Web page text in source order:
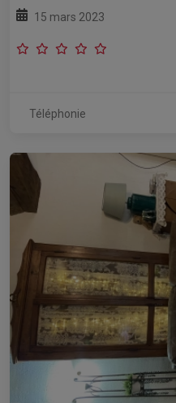
15 mars 2023
Téléphonie